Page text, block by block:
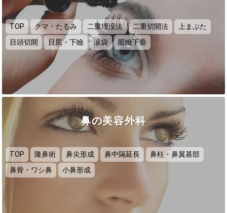
TOP クマ・たるみ 二重埋没法 二重切開法
上まぶた
目頭切開
目尻・下瞼 涙袋 眼瞼下垂
鼻の美容外科
TOP 隆鼻術 鼻尖形成 鼻中隔延長
鼻柱・鼻翼基部
鼻骨・ワシ鼻
小鼻形成